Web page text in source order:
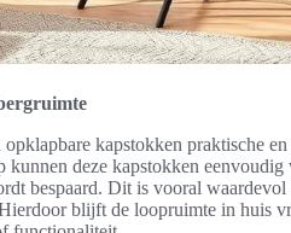
kapstokken praktische en
kunnen deze kapstokken
bespaard. Dit is vooral
blijft de loopruimte in huis